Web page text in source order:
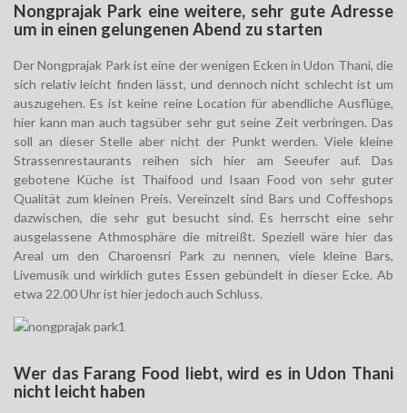
Nongprajak Park eine weitere, sehr gute Adresse
um in einen gelungenen Abend zu starten
Der Nongprajak Park ist eine der wenigen Ecken in Udon Thani, die
sich relativ leicht finden lässt, und dennoch nicht schlecht ist um
auszugehen. Es ist keine reine Location für abendliche Ausflüge,
hier kann man auch tagsüber sehr gut seine Zeit verbringen. Das
soll an dieser Stelle aber nicht der Punkt werden. Viele kleine
Strassenrestaurants reihen sich hier am Seeufer auf. Das
gebotene Küche ist Thaifood und Isaan Food von sehr guter
Qualität zum kleinen Preis. Vereinzelt sind Bars und Coffeshops
dazwischen, die sehr gut besucht sind. Es herrscht eine sehr
ausgelassene Athmosphäre die mitreißt. Speziell wäre hier das
Areal um den Charoensri Park zu nennen, viele kleine Bars,
Livemusik und wirklich gutes Essen gebündelt in dieser Ecke. Ab
etwa 22.00 Uhr ist hier jedoch auch Schluss.
Wer das Farang Food liebt, wird es in Udon Thani
nicht leicht haben